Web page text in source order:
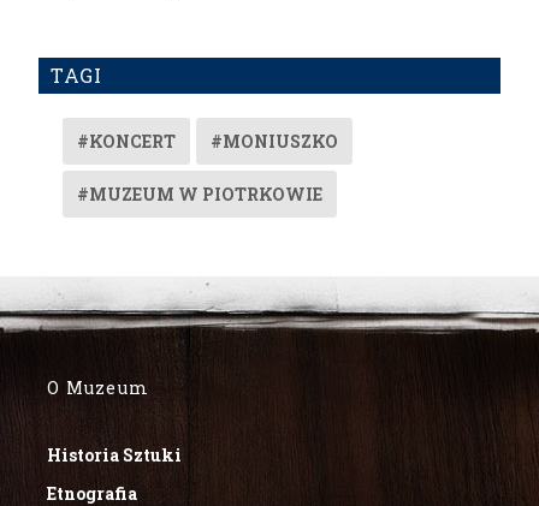
TAGI
#KONCERT #MONIUSZKO
#MUZEUM W PIOTRKOWIE
O Muzeum
Historia Sztuki
Etnografia